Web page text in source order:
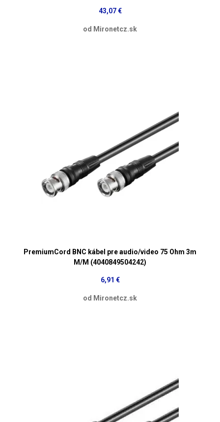
43,07 €
od Mironetcz.sk
PremiumCord BNC kábel pre audio/video 75 Ohm 3m
M/M (4040849504242)
6,91 €
od Mironetcz.sk